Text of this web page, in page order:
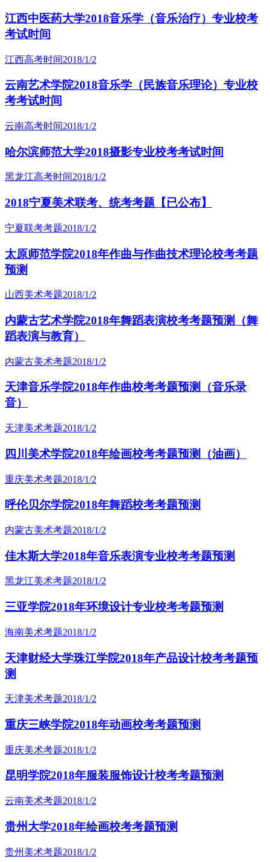
江西中医药大学2018音乐学（音乐治疗）专业校考
考试时间
江西高考时间2018/1/2
云南艺术学院2018音乐学（民族音乐理论）专业校
考考试时间
云南高考时间2018/1/2
哈尔滨师范大学2018摄影专业校考考试时间
黑龙江高考时间2018/1/2
2018宁夏美术联考、统考考题【已公布】
宁夏联考考题2018/1/2
太原师范学院2018年作曲与作曲技术理论校考考题
预测
山西美术考题2018/1/2
内蒙古艺术学院2018年舞蹈表演校考考题预测（舞
蹈表演与教育）
内蒙古美术考题2018/1/2
天津音乐学院2018年作曲校考考题预测（音乐录
音）
天津美术考题2018/1/2
四川美术学院2018年绘画校考考题预测（油画）
重庆美术考题2018/1/2
呼伦贝尔学院2018年舞蹈校考考题预测
内蒙古美术考题2018/1/2
佳木斯大学2018年音乐表演专业校考考题预测
黑龙江美术考题2018/1/2
三亚学院2018年环境设计专业校考考题预测
海南美术考题2018/1/2
天津财经大学珠江学院2018年产品设计校考考题预
测
天津美术考题2018/1/2
重庆三峡学院2018年动画校考考题预测
重庆美术考题2018/1/2
昆明学院2018年服装服饰设计校考考题预测
云南美术考题2018/1/2
贵州大学2018年绘画校考考题预测
贵州美术考题2018/1/2